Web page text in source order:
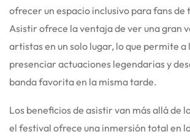
ofrecer un espacio inclusivo para fans de
Asistir ofrece la ventaja de ver una gran
artistas en un solo lugar, lo que permite a
presenciar actuaciones legendarias y
banda favorita en la misma tarde.
Los beneficios de asistir van más allá de
el festival ofrece una inmersión total en